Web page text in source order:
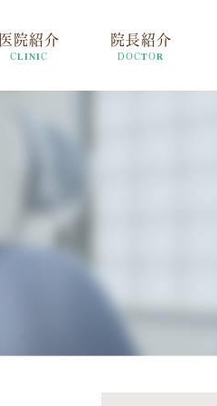
医院紹介
CLINIC
院長紹介
DOCTOR